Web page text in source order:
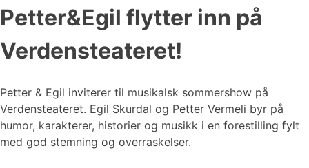
Petter&Egil flytter inn på
Verdensteateret!
Petter & Egil inviterer til musikalsk sommershow på
Verdensteateret. Egil Skurdal og Petter Vermeli byr på
humor, karakterer, historier og musikk i en forestilling fylt
med god stemning og overraskelser.